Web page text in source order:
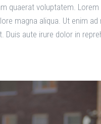
quaerat voluptatem.
magna aliqua. Ut enim ad
aute irure dolor in